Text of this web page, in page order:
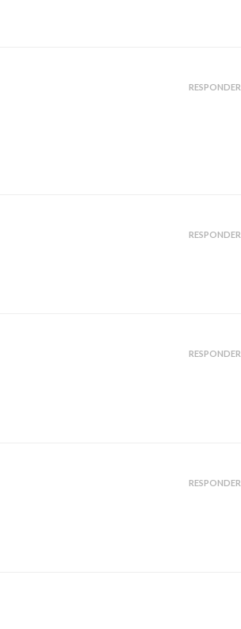
RESPONDER
RESPONDER
RESPONDER
RESPONDER